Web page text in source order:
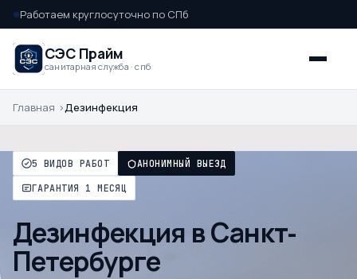
●Работаем круглосуточно по СПб
СЭС Прайм
санитарная служба · спб
Главная Дезинфекция
5 ВИДОВ РАБОТ АНОНИМНЫЙ ВЫЕЗД
ГАРАНТИЯ 1 МЕСЯЦ
Дезинфекция в Санкт-
Петербурге